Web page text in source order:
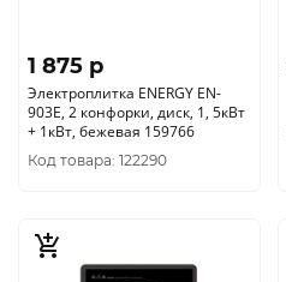
1 875 p
Электроплитка ENERGY EN-
903E, 2 конфорки, диск, 1, 5кВт
+ 1кВт, бежевая 159766
Код товара: 122290